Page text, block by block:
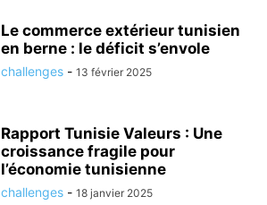
Le commerce extérieur tunisien
en berne : le déficit s’envole
challenges - 13 février 2025
Rapport Tunisie Valeurs : Une
croissance fragile pour
l’économie tunisienne
challenges - 18 janvier 2025